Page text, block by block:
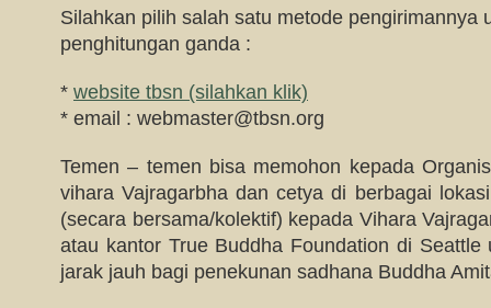
Silahkan pilih salah satu metode pengirimannya
penghitungan ganda :
* website tbsn (silahkan klik)
* email : webmaster@tbsn.org
Temen – temen bisa memohon kepada
vihara Vajragarbha dan cetya di berbagai
(secara bersama/kolektif) kepada Vihara
atau kantor True Buddha Foundation di Seattle
jarak jauh bagi penekunan sadhana Buddha